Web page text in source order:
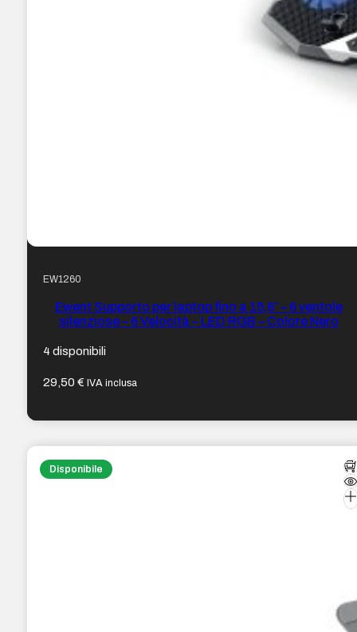
EW1260
Ewent Supporto per laptop fino a 15,6″ – 6 ventole
silenziose – 6 Velocità – LED RGB – Colore Nero
4 disponibili
29,50€ IVA inclusa
Disponibile